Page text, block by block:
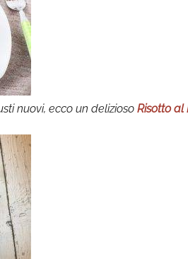
nuovi, ecco un delizioso Risotto al